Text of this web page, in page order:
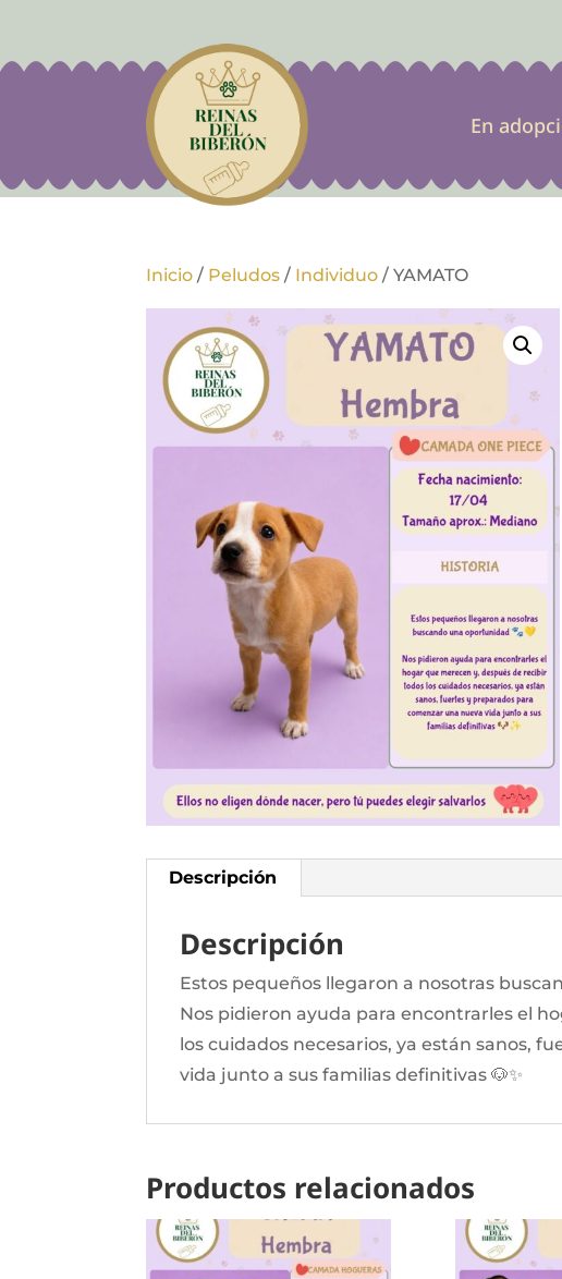
En
Inicio / Peludos / Individuo /YAMATO
Descripción
Descripción
Estos pequeños llegaron a nosotras
Nos pidieron ayuda para encontrarles el
los cuidados necesarios, ya están sanos,
vida junto a sus familias definitivas 🐶✨
Productos relacionados